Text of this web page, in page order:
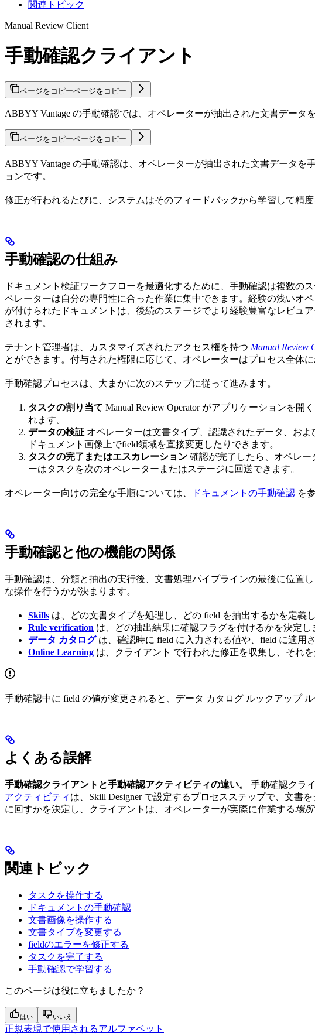
関連トピック
Manual Review Client
手動確認クライアント
ページをコピーページをコピー
ABBYY Vantage の手動確認では、オペレーターが抽出された文書デー
ページをコピーページをコピー
ABBYY Vantage の手動確認は、オペレーターが抽出された文書データ
ョンです。
修正が行われるたびに、システムはそのフィードバックから学習して精
手動確認の仕組み
ドキュメント検証ワークフローを最適化するために、手動確認は複数の
ペレーターは自分の専門性に合った作業に集中できます。経験の浅いオ
が付けられたドキュメントは、後続のステージでより経験豊富なレビュ
されます。
テナント管理者は、カスタマイズされたアクセス権を持つ Manual Review
とができます。付与された権限に応じて、オペレーターはプロセス全体
手動確認プロセスは、大まかに次のステップに従って進みます。
タスクの割り当て Manual Review Operator がアプリケーションを
れます。
データの検証 オペレーターは文書タイプ、認識されたデータ、お
ドキュメント画像上でfield領域を直接変更したりできます。
タスクの完了またはエスカレーション 確認が完了したら、オペレ
ーはタスクを次のオペレーターまたはステージに回送できます。
オペレーター向けの完全な手順については、 ドキュメントの手動確認 を
手動確認と他の機能の関係
手動確認は、分類と抽出の実行後、文書処理パイプラインの最後に位置
な操作を行うかが決まります。
Skills は、どの文書タイプを処理し、どの field を抽出するかを定義
Rule verification は、どの抽出結果に確認フラグを付けるかを決定
データ カタログは、確認時に field に入力される値や、field に適用
Online Learning は、クライアント で行われた修正を収集し、それ
手動確認中に field の値が変更されると、データ カタログ ルックアップ
よくある誤解
手動確認クライアントと手動確認アクティビティの違い。 手動確認クラ
アクティビティ は、Skill Designer で設定するプロセスステップで、文書
に回すかを決定し、クライアントは、オペレーターが実際に作業する場所
関連トピック
タスクを操作する
ドキュメントの手動確認
文書画像を操作する
文書タイプを変更する
fieldのエラーを修正する
タスクを完了する
手動確認で学習する
このページは役に立ちましたか？
はい いいえ
正規表現で使用されるアルファベット